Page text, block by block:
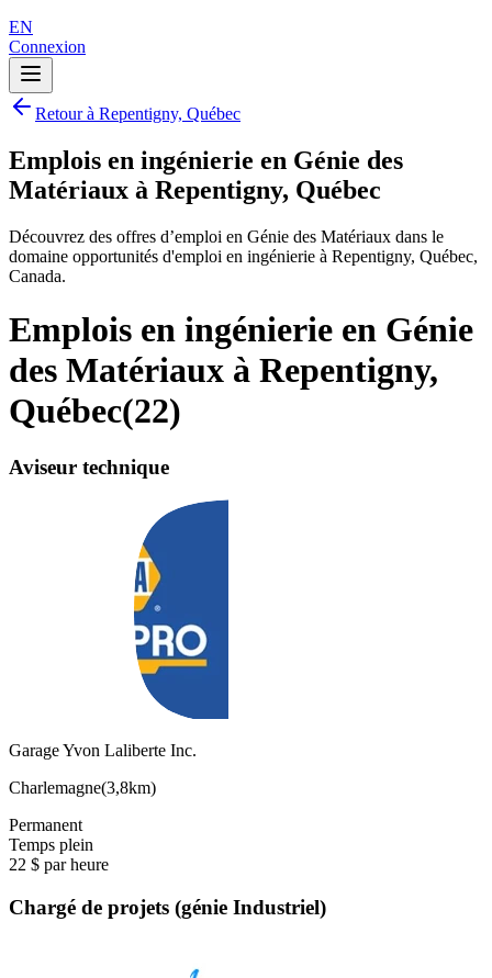
EN
Connexion
Retour à Repentigny, Québec
Emplois en ingénierie en Génie des
Matériaux à Repentigny, Québec
Découvrez des offres d’emploi en Génie des Matériaux dans le
domaine opportunités d'emploi en ingénierie à Repentigny, Québec,
Canada.
Emplois en ingénierie en Génie
des Matériaux à Repentigny,
Québec(22)
Aviseur technique
Garage Yvon Laliberte Inc.
Charlemagne(3,8km)
Permanent
Temps plein
22 $ par heure
Chargé de projets (génie Industriel)